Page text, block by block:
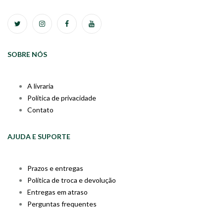
SOBRE NÓS
A livraria
Política de privacidade
Contato
AJUDA E SUPORTE
Prazos e entregas
Política de troca e devolução
Entregas em atraso
Perguntas frequentes